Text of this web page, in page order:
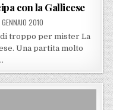
con la Gallicese
ON 2010
troppo per mister La
Una partita molto